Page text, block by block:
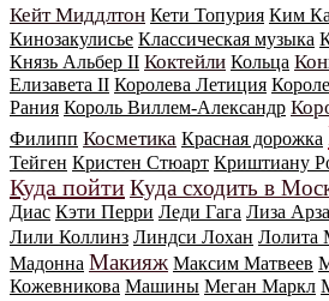
Кейт Миддлтон Кети Топурия Ким
Кинозакулисье Классическая музыка
Князь Альбер II Коктейли Кольца
Елизавета II Королева Летиция
Рания Король Виллем-Александр
Филипп Косметика Красная дорожка
Тейген Кристен Стюарт Криштиану
Куда пойтиКуда сходить в
Диас Кэти Перри Леди Гага Лиза
Лили Коллинз Линдси Лохан Лолита
Мадонна Макияж Максим Матвеев
Кожевникова Машины Меган Маркл